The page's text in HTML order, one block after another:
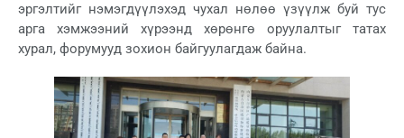
эргэлтийг нэмэгдүүлэхэд чухал нөлөө үзүүлж буй тус
арга хэмжээний хүрээнд хөрөнгө оруулалтыг татах
хурал, форумууд зохион байгуулагдаж байна.